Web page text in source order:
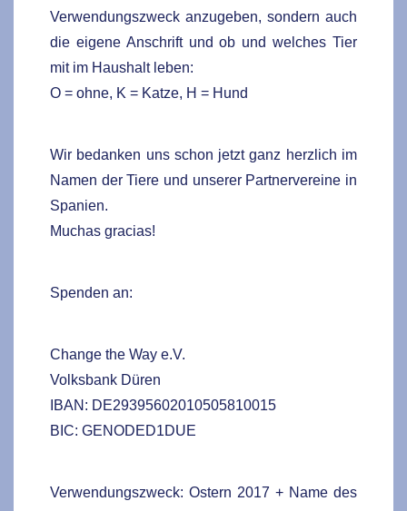
Verwendungszweck anzugeben, sondern auch
die eigene Anschrift und ob und welches Tier
mit im Haushalt leben:
O = ohne, K = Katze, H = Hund
Wir bedanken uns schon jetzt ganz herzlich im
Namen der Tiere und unserer Partnervereine in
Spanien.
Muchas gracias!
Spenden an:
Change the Way e.V.
Volksbank Düren
IBAN: DE29395602010505810015
BIC: GENODED1DUE
Verwendungszweck: Ostern 2017 + Name des